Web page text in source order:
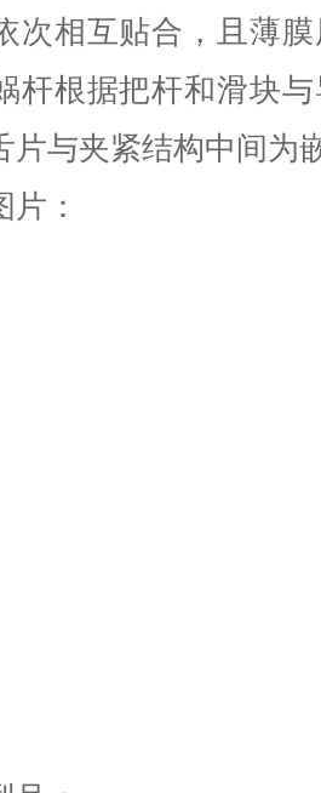
次相互贴合，且薄
杆根据把杆和滑块
片与夹紧结构中间为
：